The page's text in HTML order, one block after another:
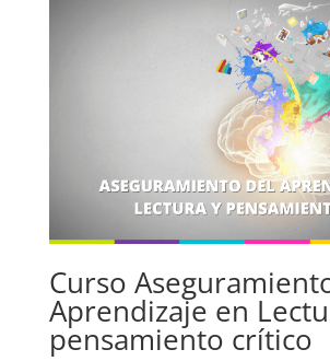
Curso
Aprendizaje en
pensamiento crítico